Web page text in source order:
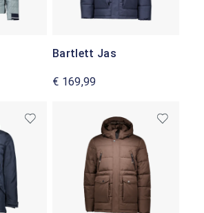
Bartlett Jas
€ 169,99